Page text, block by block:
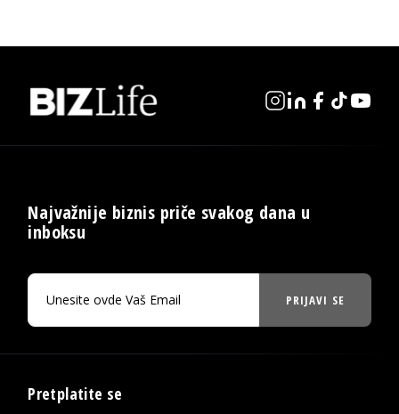
Najvažnije biznis priče svakog dana u
inboksu
PRIJAVI SE
Pretplatite se